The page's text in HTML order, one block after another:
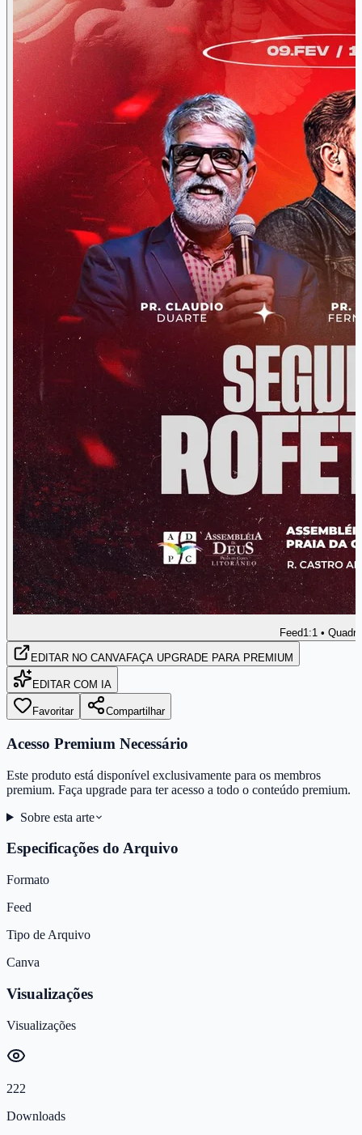
Feed1:1 •
EDITAR NO CANVAFAÇA UPGRADE PARA PREMIUM
EDITAR COM IA
Favoritar Compartilhar
Acesso Premium Necessário
Este produto está disponível exclusivamente para os membros
premium. Faça upgrade para ter acesso a todo o conteúdo premium.
Sobre esta arte
Especificações do Arquivo
Formato
Feed
Tipo de Arquivo
Canva
Visualizações
Visualizações
222
Downloads